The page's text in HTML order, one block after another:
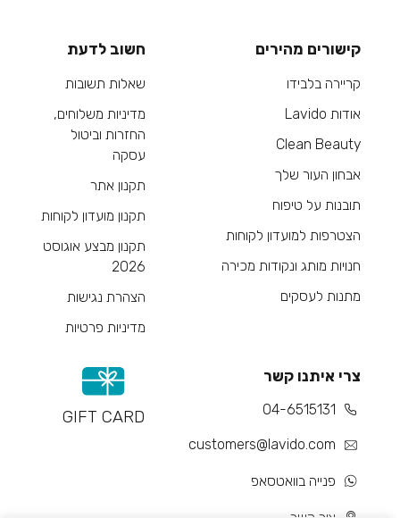
קישורים מהירים
קריירה בלבידו
אודות Lavido
Clean Beauty
אבחון העור שלך
תובנות על טיפוח
הצטרפות למועדון לקוחות
חנויות מותג ונקודות מכירה
מתנות לעסקים
חשוב לדעת
שאלות תשובות
מדיניות משלוחים,
החזרות וביטול
עסקה
תקנון אתר
תקנון מועדון לקוחות
תקנון מבצע אוגוסט
2026
הצהרת נגישות
מדיניות פרטיות
צרי איתנו קשר
04-6515131
customers@lavido.com
פנייה בוואטסאפ
GIFT CARD